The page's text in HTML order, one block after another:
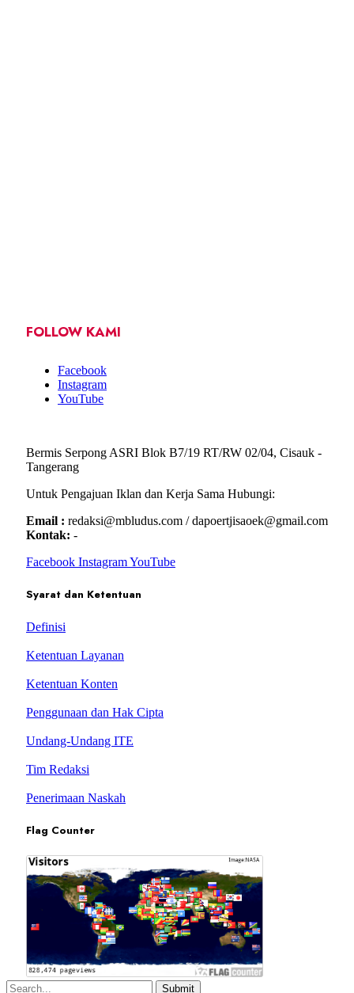
FOLLOW KAMI
Facebook
Instagram
YouTube
Bermis Serpong ASRI Blok B7/19 RT/RW 02/04, Cisauk -
Tangerang
Untuk Pengajuan Iklan dan Kerja Sama Hubungi:
Email : redaksi@mbludus.com / dapoertjisaoek@gmail.com
Kontak: -
Facebook InstagramYouTube
Syarat dan Ketentuan
Definisi
Ketentuan Layanan
Ketentuan Konten
Penggunaan dan Hak Cipta
Undang-Undang ITE
Tim Redaksi
Penerimaan Naskah
Flag Counter
Submit